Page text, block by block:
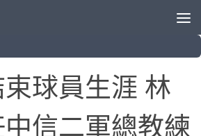
球員生涯 林
信二軍總教練